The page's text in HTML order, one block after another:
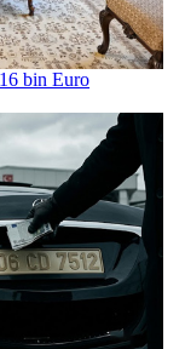
bin Euro